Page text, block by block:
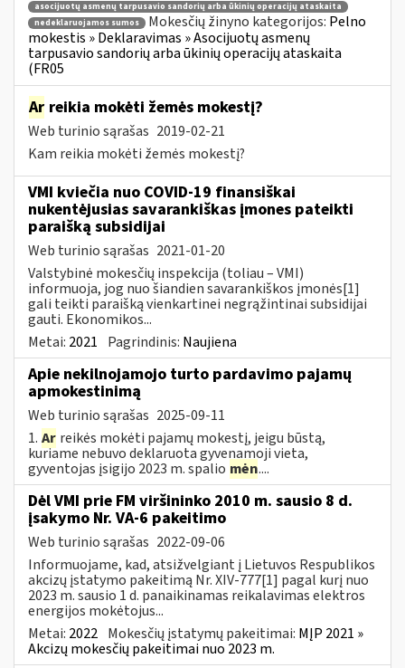
asocijuotų asmenų tarpusavio sandorių arba ūkinių operacijų ataskaita
nedeklaruojamos sumos
Mokesčių žinyno kategorijos: Pelno
mokestis » Deklaravimas » Asocijuotų asmenų
tarpusavio sandorių arba ūkinių operacijų ataskaita
(FR05
Ar reikia mokėti žemės mokestį?
Web turinio sąrašas 2019-02-21
Kam reikia mokėti žemės mokestį?
VMI kviečia nuo COVID-19 finansiškai
nukentėjusias savarankiškas įmones pateikti
paraišką subsidijai
Web turinio sąrašas 2021-01-20
Valstybinė mokesčių inspekcija (toliau – VMI)
informuoja, jog nuo šiandien savarankiškos įmonės[1]
gali teikti paraišką vienkartinei negrąžintinai subsidijai
gauti. Ekonomikos...
Metai: 2021 Pagrindinis: Naujiena
Apie nekilnojamojo turto pardavimo pajamų
apmokestinimą
Web turinio sąrašas 2025-09-11
1. Ar reikės mokėti pajamų mokestį, jeigu būstą,
kuriame nebuvo deklaruota gyvenamoji vieta,
gyventojas įsigijo 2023 m. spalio mėn....
Dėl VMI prie FM viršininko 2010 m. sausio 8 d.
įsakymo Nr. VA-6 pakeitimo
Web turinio sąrašas 2022-09-06
Informuojame, kad, atsižvelgiant į Lietuvos Respublikos
akcizų įstatymo pakeitimą Nr. XIV-777[1] pagal kurį nuo
2023 m. sausio 1 d. panaikinamas reikalavimas elektros
energijos mokėtojus...
Metai: 2022 Mokesčių įstatymų pakeitimai: MĮP 2021 »
Akcizų mokesčių pakeitimai nuo 2023 m.